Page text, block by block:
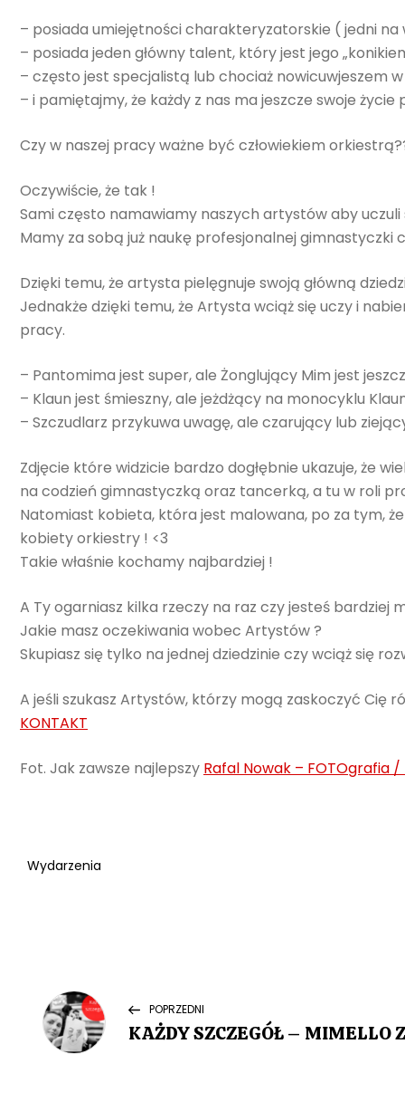
– posiada umiejętności charakteryzatorskie ( jedni na
– posiada jeden główny talent, który jest jego
– często jest specjalistą lub chociaż nowicuwjeszem
– i pamiętajmy, że każdy z nas ma jeszcze swoje
Czy w naszej pracy ważne być człowiekiem
Oczywiście, że tak !
Sami często namawiamy naszych artystów aby uczuli
Mamy za sobą już naukę profesjonalnej
Dzięki temu, że artysta pielęgnuje swoją główną
Jednakże dzięki temu, że Artysta wciąż się uczy i
pracy.
– Pantomima jest super, ale Żonglujący Mim jest
– Klaun jest śmieszny, ale jeżdżący na monocyklu
– Szczudlarz przykuwa uwagę, ale czarujący lub
Zdjęcie które widzicie bardzo dogłębnie ukazuje, że
na codzień gimnastyczką oraz tancerką, a tu w roli
Natomiast kobieta, która jest malowana, po za tym,
kobiety orkiestry ! <3
Takie właśnie kochamy najbardziej !
A Ty ogarniasz kilka rzeczy na raz czy jesteś bardziej
Jakie masz oczekiwania wobec Artystów ?
Skupiasz się tylko na jednej dziedzinie czy wciąż się
A jeśli szukasz Artystów, którzy mogą zaskoczyć Cię
KONTAKT
Fot. Jak zawsze najlepszy Rafal Nowak – FOTOgrafia
Wydarzenia
N
a
Previous
Post
POPRZEDNI
KAŻDY SZCZEGÓŁ – MIMELLO